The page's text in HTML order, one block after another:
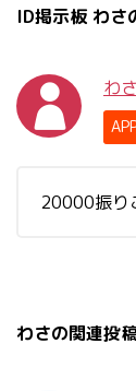
ID掲示板 わさ
わさ
20000振り
わさの関連投